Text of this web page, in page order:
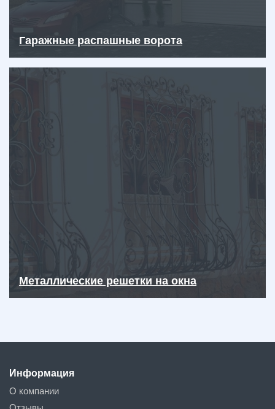
Гаражные распашные ворота
Металлические решетки на окна
Информация
О компании